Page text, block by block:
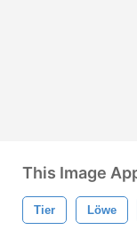
This Image
Tier Löwe